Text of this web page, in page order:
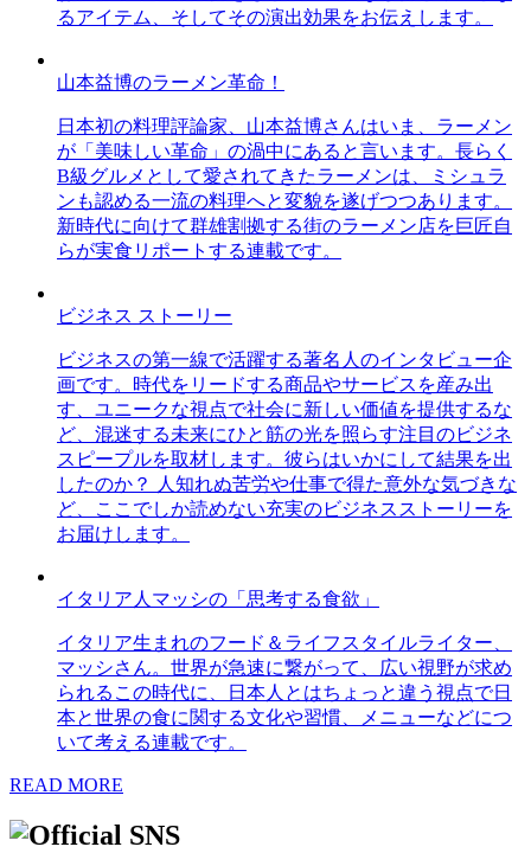
るアイテム、そしてその演出効果をお伝えします。
山本益博のラーメン革命！
日本初の料理評論家、山本益博さんはいま、ラーメン
が「美味しい革命」の渦中にあると言います。長らく
B級グルメとして愛されてきたラーメンは、ミシュラ
ンも認める一流の料理へと変貌を遂げつつあります。
新時代に向けて群雄割拠する街のラーメン店を巨匠自
らが実食リポートする連載です。
ビジネス ストーリー
ビジネスの第一線で活躍する著名人のインタビュー企
画です。時代をリードする商品やサービスを産み出
す、ユニークな視点で社会に新しい価値を提供するな
ど、混迷する未来にひと筋の光を照らす注目のビジネ
スピープルを取材します。彼らはいかにして結果を出
したのか？ 人知れぬ苦労や仕事で得た意外な気づきな
ど、ここでしか読めない充実のビジネスストーリーを
お届けします。
イタリア人マッシの「思考する食欲」
イタリア生まれのフード＆ライフスタイルライター、
マッシさん。世界が急速に繋がって、広い視野が求め
られるこの時代に、日本人とはちょっと違う視点で日
本と世界の食に関する文化や習慣、メニューなどにつ
いて考える連載です。
READ MORE